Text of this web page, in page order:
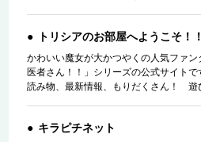
トリシアのお部屋へようこそ！！
かわいい魔女が大かつやくの人気ファ
医者さん！！」シリーズの公式サイト
読み物、最新情報、もりだくさん！
キラピチネット